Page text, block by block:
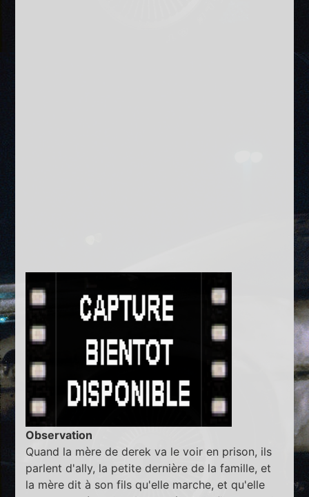
Observation
Quand la mère de derek va le voir en prison, ils
parlent d'ally, la petite dernière de la famille, et
la mère dit à son fils qu'elle marche, et qu'elle